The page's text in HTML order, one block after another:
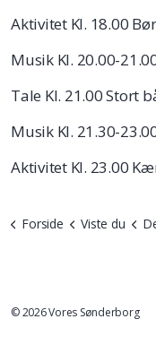
Aktivitet Kl. 18.00
Musik Kl. 20.00-
Tale Kl. 21.00 Stort
Musik Kl. 21.30-
Aktivitet Kl. 23.00
Forside Viste du
© 2026 Vores Sønderborg